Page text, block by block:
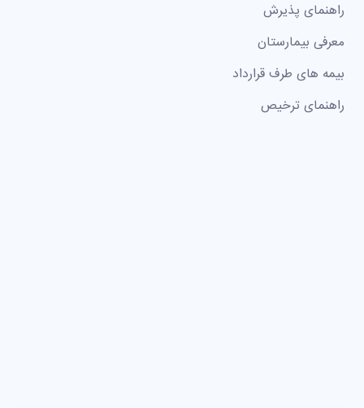
راهنمای پذیرش
معرفی بیمارستان
بیمه های طرف قرارداد
راهنمای ترخیص